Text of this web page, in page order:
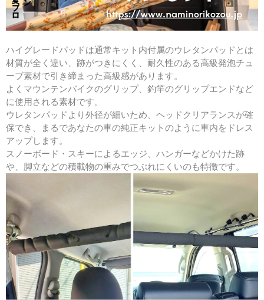
ハイグレードパッドは通常キット内付属のウレタンパッドとは
材質が全く違い、跡がつきにくく、耐久性のある高級発泡チュ
ーブ素材で引き締まった高級感があります。
よくマウンテンバイクのグリップ、釣竿のグリップエンドなど
に使用される素材です。
ウレタンパッドより外径が細いため、ヘッドクリアランスが確
保でき、まるであなたの車の純正キットのように車内をドレス
アップします。
スノーボード・スキーによるエッジ、ハンガーなどかけた跡
や、脚立などの積載物の重みでつぶれにくいのも特徴です。